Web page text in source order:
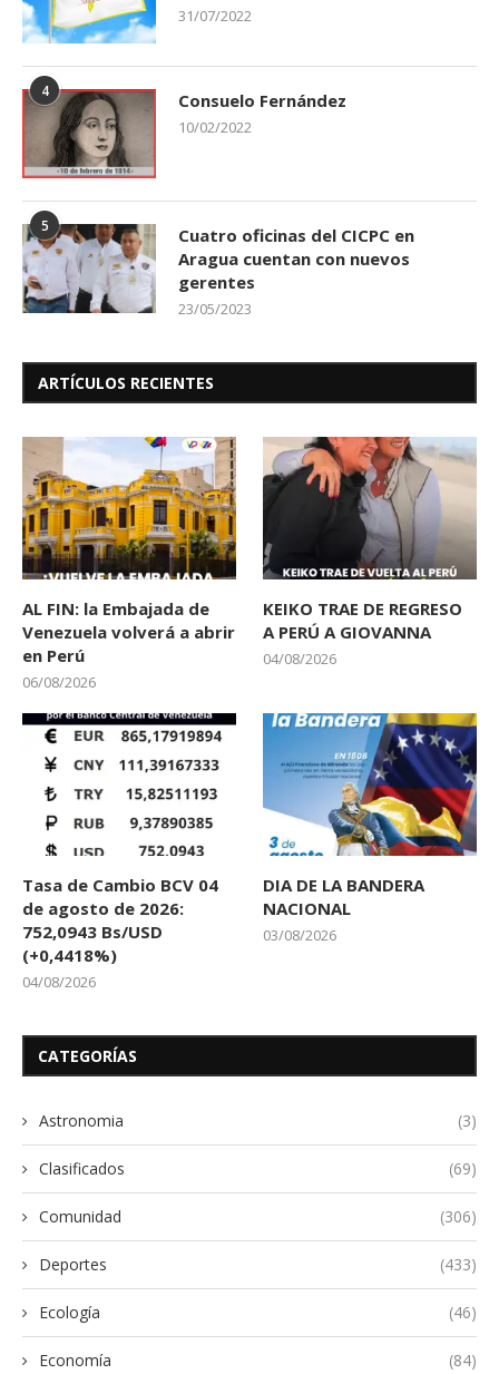
31/07/2022
4 Consuelo Fernández
10/02/2022
5
Cuatro oficinas del CICPC en
Aragua cuentan con nuevos
gerentes
23/05/2023
ARTÍCULOS RECIENTES
AL FIN: la Embajada de
Venezuela volverá a abrir
en Perú
06/08/2026
KEIKO TRAE DE REGRESO
A PERÚ A GIOVANNA
04/08/2026
Tasa de Cambio BCV 04
de agosto de 2026:
752,0943 Bs/USD
(+0,4418%)
04/08/2026
DIA DE LA BANDERA
NACIONAL
03/08/2026
CATEGORÍAS
Astronomia (3)
Clasificados (69)
Comunidad (306)
Deportes (433)
Ecología (46)
Economía (84)